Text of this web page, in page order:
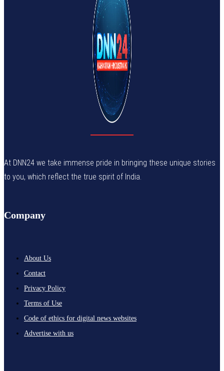
At DNN24 we take immense pride in bringing these unique stories
to you, which reflect the true spirit of India.
Company
About Us
Contact
Privacy Policy
Terms of Use
Code of ethics for digital news websites
Advertise with us